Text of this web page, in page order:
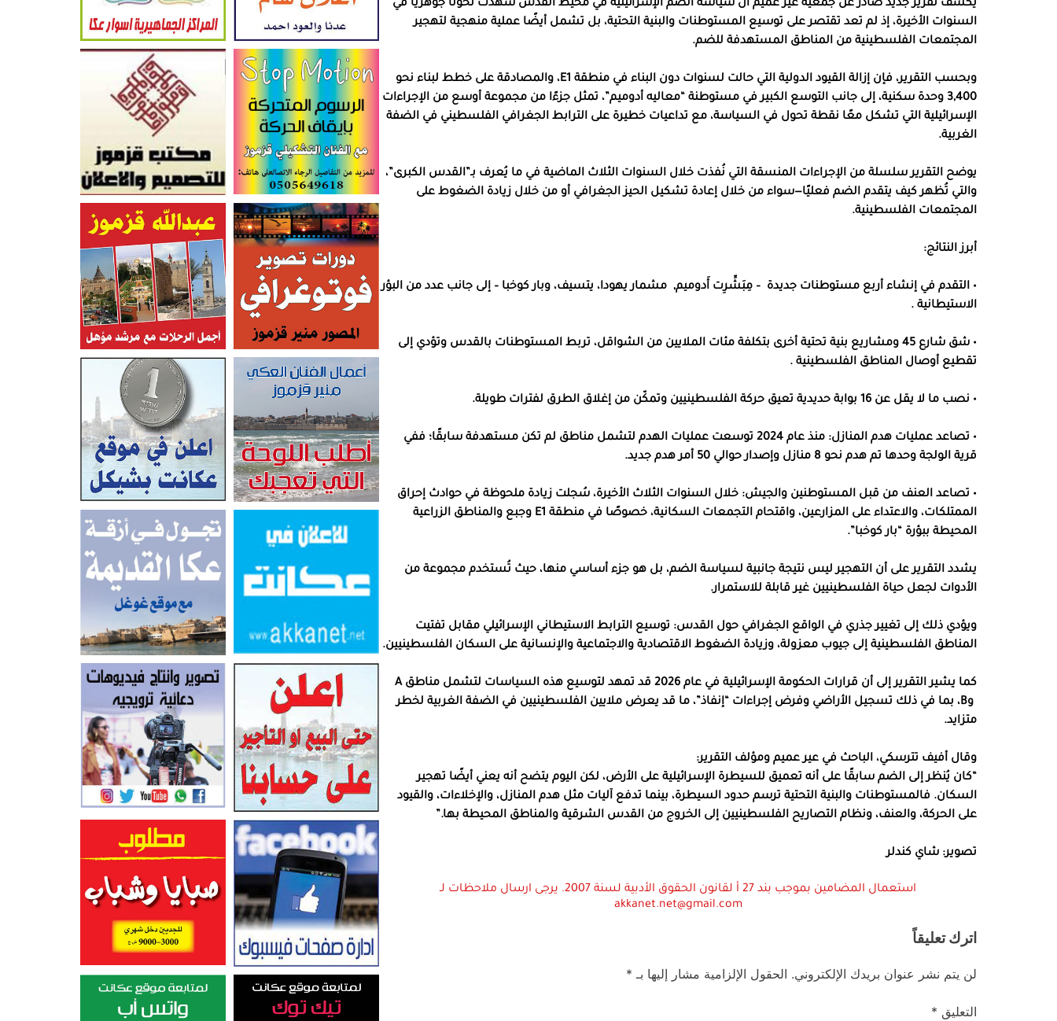
يكشف تقرير جديد صادر عن جمعية عير عميم أن سياسة الضم الإسرائيلية في محيط القدس شهدت تحولًا جوهريًا في
السنوات الأخيرة، إذ لم تعد تقتصر على توسيع المستوطنات والبنية التحتية، بل تشمل أيضًا عملية منهجية لتهجير
المجتمعات الفلسطينية من المناطق المستهدفة للضم.
وبحسب التقرير، فإن إزالة القيود الدولية التي حالت لسنوات دون البناء في منطقة E1، والمصادقة على خطط لبناء نحو
3,400 وحدة سكنية، إلى جانب التوسع الكبير في مستوطنة “معاليه أدوميم”، تمثل جزءًا من مجموعة أوسع من الإجراءات
الإسرائيلية التي تشكل معًا نقطة تحول في السياسة، مع تداعيات خطيرة على الترابط الجغرافي الفلسطيني في الضفة
الغربية.
يوضح التقرير سلسلة من الإجراءات المنسقة التي نُفذت خلال السنوات الثلاث الماضية في ما يُعرف بـ”القدس الكبرى”،
والتي تُظهر كيف يتقدم الضم فعليًا—سواء من خلال إعادة تشكيل الحيز الجغرافي أو من خلال زيادة الضغوط على
المجتمعات الفلسطينية.
أبرز النتائج:
• التقدم في إنشاء أربع مستوطنات جديدة – مِبَشِّرِت أَدوميم, مشمار يهودا، يتسيف، وبار كوخبا – إلى جانب عدد من البؤر
الاستيطانية .
• شق شارع 45 ومشاريع بنية تحتية أخرى بتكلفة مئات الملايين من الشواقل، تربط المستوطنات بالقدس وتؤدي إلى
تقطيع أوصال المناطق الفلسطينية .
• نصب ما لا يقل عن 16 بوابة حديدية تعيق حركة الفلسطينيين وتمكّن من إغلاق الطرق لفترات طويلة.
• تصاعد عمليات هدم المنازل: منذ عام 2024 توسعت عمليات الهدم لتشمل مناطق لم تكن مستهدفة سابقًا؛ ففي
قرية الولجة وحدها تم هدم نحو 8 منازل وإصدار حوالي 50 أمر هدم جديد.
• تصاعد العنف من قبل المستوطنين والجيش: خلال السنوات الثلاث الأخيرة، سُجلت زيادة ملحوظة في حوادث إحراق
الممتلكات، والاعتداء على المزارعين، واقتحام التجمعات السكانية، خصوصًا في منطقة E1 وجبع والمناطق الزراعية
المحيطة ببؤرة “بار كوخبا”.
يشدد التقرير على أن التهجير ليس نتيجة جانبية لسياسة الضم، بل هو جزء أساسي منها، حيث تُستخدم مجموعة من
الأدوات لجعل حياة الفلسطينيين غير قابلة للاستمرار.
ويؤدي ذلك إلى تغيير جذري في الواقع الجغرافي حول القدس: توسيع الترابط الاستيطاني الإسرائيلي مقابل تفتيت
المناطق الفلسطينية إلى جيوب معزولة، وزيادة الضغوط الاقتصادية والاجتماعية والإنسانية على السكان الفلسطينيين.
كما يشير التقرير إلى أن قرارات الحكومة الإسرائيلية في عام 2026 قد تمهد لتوسيع هذه السياسات لتشمل مناطق A
وB، بما في ذلك تسجيل الأراضي وفرض إجراءات “إنفاذ”، ما قد يعرض ملايين الفلسطينيين في الضفة الغربية لخطر
متزايد.
وقال أفيف تترسكي، الباحث في عير عميم ومؤلف التقرير:
“كان يُنظر إلى الضم سابقًا على أنه تعميق للسيطرة الإسرائيلية على الأرض، لكن اليوم يتضح أنه يعني أيضًا تهجير
السكان. فالمستوطنات والبنية التحتية ترسم حدود السيطرة، بينما تدفع آليات مثل هدم المنازل، والإخلاءات، والقيود
على الحركة، والعنف، ونظام التصاريح الفلسطينيين إلى الخروج من القدس الشرقية والمناطق المحيطة بها.”
تصوير: شاي كندلر
استعمال المضامين بموجب بند 27 أ لقانون الحقوق الأدبية لسنة 2007. يرجى ارسال ملاحظات لـ
akkanet.net@gmail.com
اترك تعليقاً
لن يتم نشر عنوان بريدك الإلكتروني. الحقول الإلزامية مشار إليها بـ *
التعليق *